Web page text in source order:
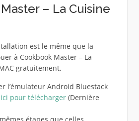
– La Cuisine
est le même que la
à Cookbook Master – La
gratuitement.
l’émulateur Android Bluestack
pour télécharger(Dernière